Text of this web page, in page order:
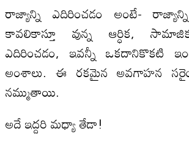
రాజ్యాన్ని ఎదిరించడం అంటే-
కావలికాస్తూ వున్న ఆర్ధిక, సామాజిక
ఎదిరించడం, ఇవన్నీ ఒకదానికొకటి
అంశాలు. ఈ రకమైన అవగాహన
నమ్ముతాయి.
అదే ఇద్దరి మధ్యా తేడా!